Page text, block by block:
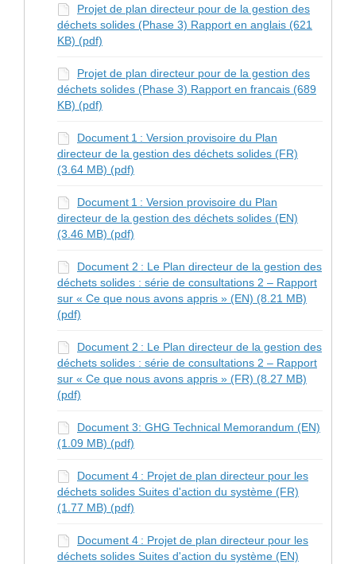
Projet de plan directeur pour de la gestion des
déchets solides (Phase 3) Rapport en anglais (621
KB) (pdf)
Projet de plan directeur pour de la gestion des
déchets solides (Phase 3) Rapport en francais (689
KB) (pdf)
Document 1 : Version provisoire du Plan
directeur de la gestion des déchets solides (FR)
(3.64 MB) (pdf)
Document 1 : Version provisoire du Plan
directeur de la gestion des déchets solides (EN)
(3.46 MB) (pdf)
Document 2 : Le Plan directeur de la gestion des
déchets solides : série de consultations 2 – Rapport
sur « Ce que nous avons appris » (EN) (8.21 MB)
(pdf)
Document 2 : Le Plan directeur de la gestion des
déchets solides : série de consultations 2 – Rapport
sur « Ce que nous avons appris » (FR) (8.27 MB)
(pdf)
Document 3: GHG Technical Memorandum (EN)
(1.09 MB) (pdf)
Document 4 : Projet de plan directeur pour les
déchets solides Suites d'action du système (FR)
(1.77 MB) (pdf)
Document 4 : Projet de plan directeur pour les
déchets solides Suites d'action du système (EN)